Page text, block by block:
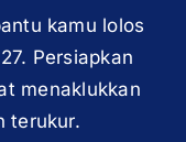
kamu lolos
Persiapkan
menaklukkan
terukur.